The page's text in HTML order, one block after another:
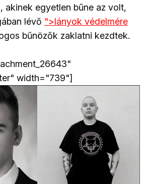
akinek egyetlen bűne az volt,
lévő ">lányok védelmére
bűnözők zaklatni kezdtek.
width="739"]